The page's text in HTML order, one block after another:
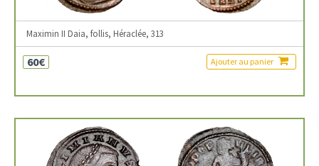
Maximin II Daia, follis, Héraclée, 313
60€ Ajouter au panier